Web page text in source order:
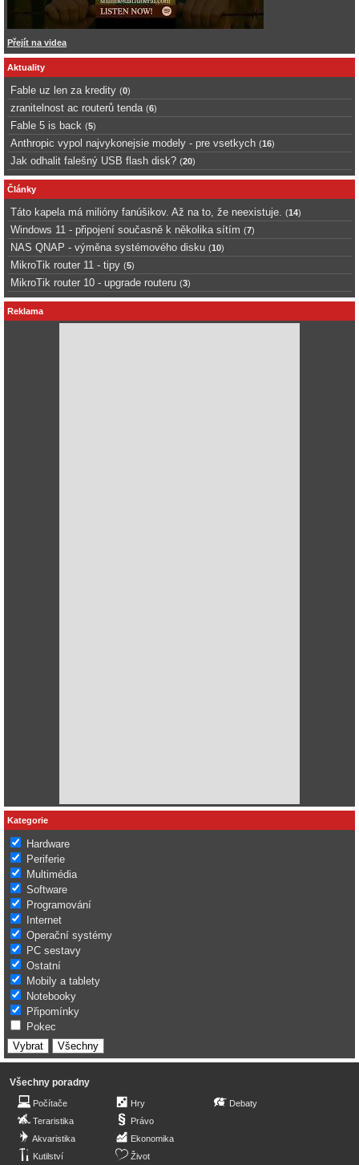
Přejít na videa
Aktuality
Fable uz len za kredity (0)
zranitelnost ac routerů tenda (6)
Fable 5 is back (5)
Anthropic vypol najvykonejsie modely - pre vsetkych (16)
Jak odhalit falešný USB flash disk? (20)
Články
Táto kapela má milióny fanúšikov. Až na to, že neexistuje. (14)
Windows 11 - připojení současně k několika sítím (7)
NAS QNAP - výměna systémového disku (10)
MikroTik router 11 - tipy (5)
MikroTik router 10 - upgrade routeru (3)
Reklama
Kategorie
Hardware
Periferie
Multimédia
Software
Programování
Internet
Operační systémy
PC sestavy
Ostatní
Mobily a tablety
Notebooky
Připomínky
Pokec
Všechny poradny
Počítače
Teraristika
Akvaristika
Kutilství
Hry
Právo
Ekonomika
Život
Debaty